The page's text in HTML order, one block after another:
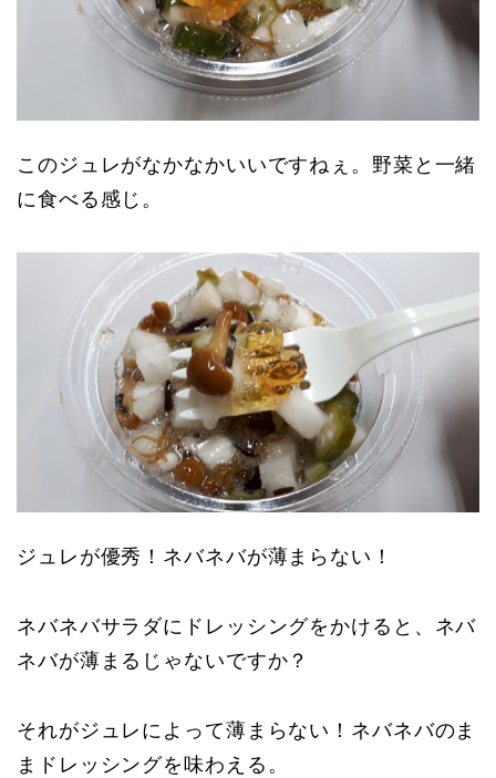
このジュレがなかなかいいですねぇ。野菜と一緒
に食べる感じ。
ジュレが優秀！ネバネバが薄まらない！
ネバネバサラダにドレッシングをかけると、ネバ
ネバが薄まるじゃないですか？
それがジュレによって薄まらない！ネバネバのま
まドレッシングを味わえる。